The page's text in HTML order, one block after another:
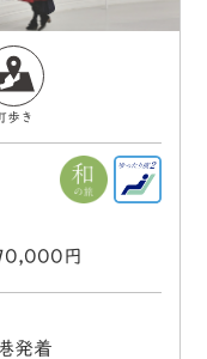
歩き
円
発着